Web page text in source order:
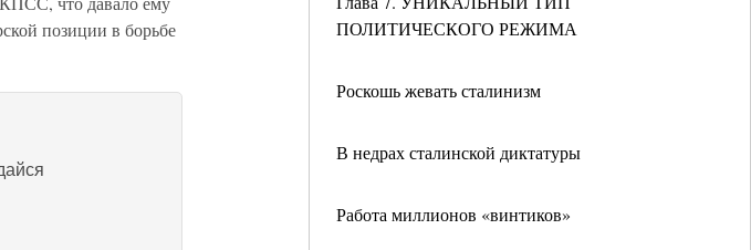
ПОЛИТИЧЕСКОГО РЕЖИМА
Роскошь жевать сталинизм
В недрах сталинской диктатуры
Работа миллионов «винтиков»
позиции в борьбе